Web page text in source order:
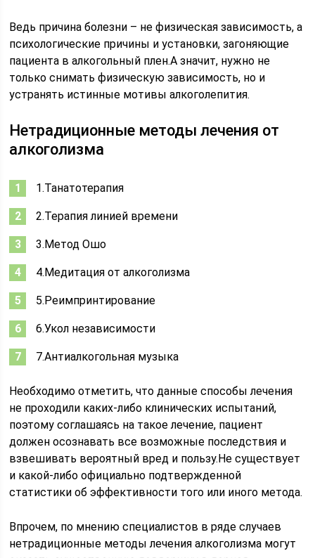
Ведь причина болезни – не физическая зависимость, а
психологические причины и установки, загоняющие
пациента в алкогольный плен.А значит, нужно не
только снимать физическую зависимость, но и
устранять истинные мотивы алкоголепития.
Нетрадиционные методы лечения от
алкоголизма
1.Танатотерапия
2.Терапия линией времени
3.Метод Ошо
4.Медитация от алкоголизма
5.Реимпринтирование
6.Укол независимости
7.Антиалкогольная музыка
Необходимо отметить, что данные способы лечения
не проходили каких-либо клинических испытаний,
поэтому соглашаясь на такое лечение, пациент
должен осознавать все возможные последствия и
взвешивать вероятный вред и пользу.Не существует
и какой-либо официально подтвержденной
статистики об эффективности того или иного метода.
Впрочем, по мнению специалистов в ряде случаев
нетрадиционные методы лечения алкоголизма могут